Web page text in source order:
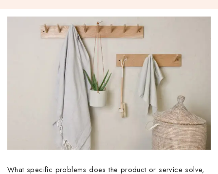
What specific problems does the product or service solve,